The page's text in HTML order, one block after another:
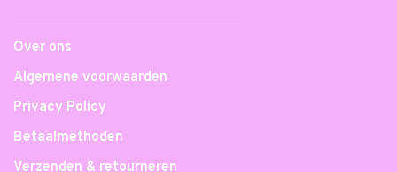
Over ons
Algemene voorwaarden
Privacy Policy
Betaalmethoden
Verzenden & retourneren